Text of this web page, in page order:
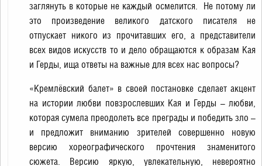
заглянуть в которые не каждый осмелится. Не потому ли
это произведение великого датского писателя не
отпускает никого из прочитавших его, а представители
всех видов искусств то и дело обращаются к образам Кая
и Герды, ища ответы на важные для всех нас вопросы?
«Кремлёвский балет» в своей постановке сделает акцент
на истории любви повзрослевших Кая и Герды – любви,
которая сумела преодолеть все преграды и победить зло –
и предложит вниманию зрителей совершенно новую
версию хореографического прочтения знаменитого
сюжета. Версию яркую, увлекательную, невероятно